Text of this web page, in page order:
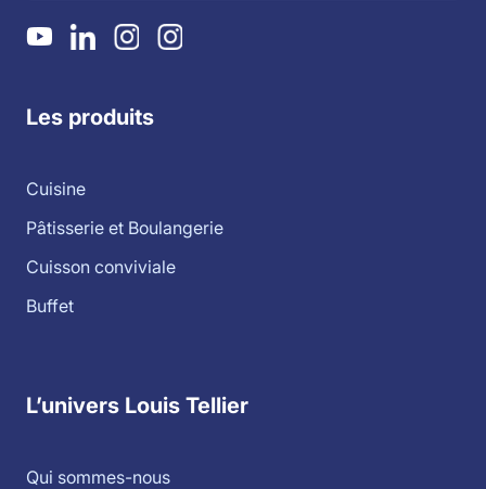
Les produits
Cuisine
Pâtisserie et Boulangerie
Cuisson conviviale
Buffet
L’univers Louis Tellier
Qui sommes-nous